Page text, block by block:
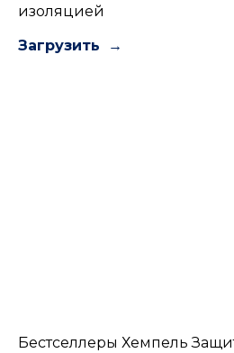
изоляцией
Загрузить
Бестселлеры Хемпель